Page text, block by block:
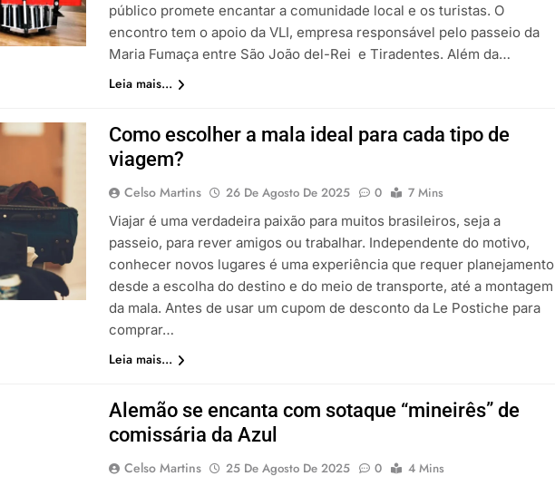
público promete encantar a comunidade local e os turistas. O
encontro tem o apoio da VLI, empresa responsável pelo passeio da
Maria Fumaça entre São João del-Rei e Tiradentes. Além da…
Leia mais...
Como escolher a mala ideal para cada tipo de
viagem?
Celso Martins 26 De Agosto De 2025 0
7 Mins
Viajar é uma verdadeira paixão para muitos brasileiros, seja a
passeio, para rever amigos ou trabalhar. Independente do motivo,
conhecer novos lugares é uma experiência que requer planejamento
desde a escolha do destino e do meio de transporte, até a montagem
da mala. Antes de usar um cupom de desconto da Le Postiche para
comprar…
Leia mais...
Alemão se encanta com sotaque “mineirês” de
comissária da Azul
Celso Martins 25 De Agosto De 2025 0
4 Mins